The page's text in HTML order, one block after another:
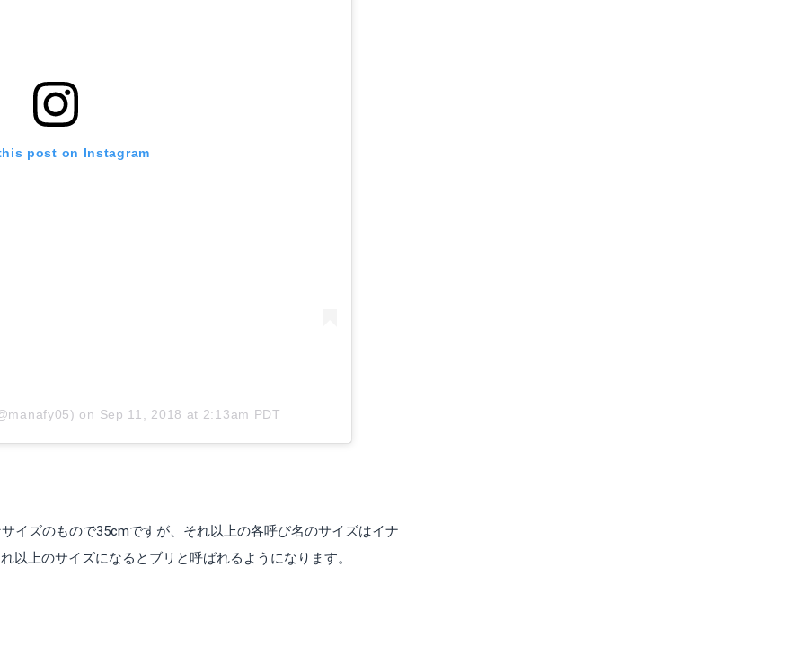
post on Instagram
on Sep 11, 2018 at 2:13am PDT
イズのもので35cmですが、それ以上の各呼び名のサイズはイナ
以上のサイズになるとブリと呼ばれるようになります。